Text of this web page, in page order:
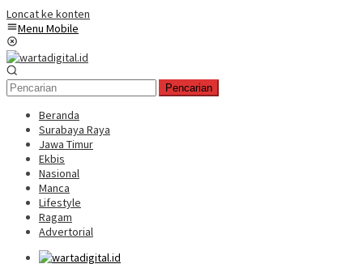
Loncat ke konten
Menu Mobile
Pencarian
Beranda
Surabaya Raya
Jawa Timur
Ekbis
Nasional
Manca
Lifestyle
Ragam
Advertorial